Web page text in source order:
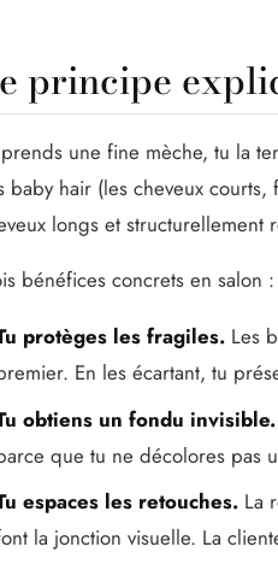
principe
une fine mèche, tu la
baby hair (les cheveux
longs et structurellement
bénéfices concrets en salon :
protèges les fragiles. Les
En les écartant, tu
obtiens un fondu invisible.
que tu ne décolores pas
espaces les retouches. La
la jonction visuelle. La